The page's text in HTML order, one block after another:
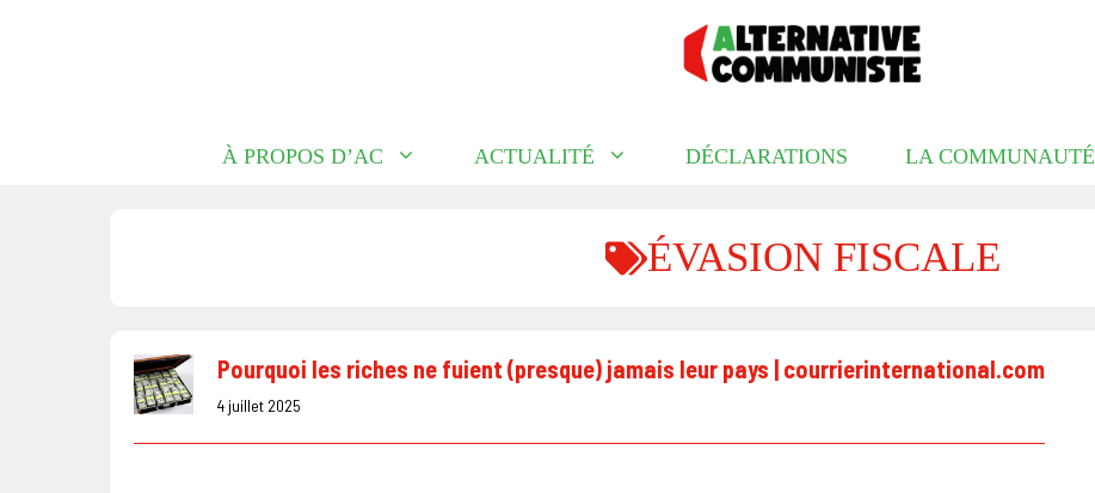
À PROPOS D’AC ACTUALITÉ DÉCLARATIONS LA COMMUNAUTÉ
ÉVASION FISCALE
Pourquoi les riches ne fuient (presque) jamais leur pays | courrierinternational.com
4 juillet 2025